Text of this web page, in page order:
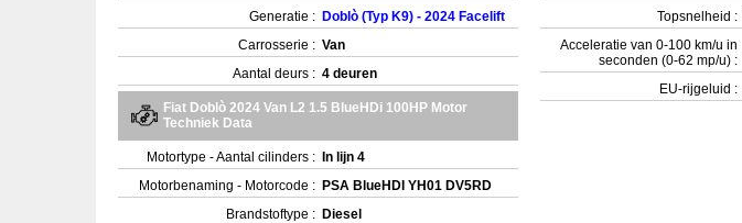
Generatie : Doblò (Typ K9) - 2024 Facelift
Carrosserie : Van
Aantal deurs : 4 deuren
Fiat Doblò 2024 Van L2 1.5 BlueHDi 100HP Motor
Techniek Data
Motortype - Aantal cilinders :
In lijn 4
Motorbenaming - Motorcode : PSA BlueHDI YH01 DV5RD
Brandstoftype : Diesel
Topsnelheid :
Acceleratie van 0-100 km/u in
seconden (0-62 mp/u) :
EU-rijgeluid :